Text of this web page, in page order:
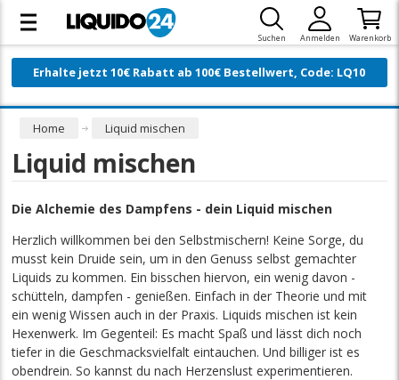
Suchen Anmelden Warenkorb
Erhalte jetzt 10€ Rabatt ab 100€ Bestellwert, Code: LQ10
Home Liquid mischen
Liquid mischen
Die Alchemie des Dampfens - dein Liquid mischen
Herzlich willkommen bei den Selbstmischern! Keine Sorge, du
musst kein Druide sein, um in den Genuss selbst gemachter
Liquids zu kommen. Ein bisschen hiervon, ein wenig davon -
schütteln, dampfen - genießen. Einfach in der Theorie und mit
ein wenig Wissen auch in der Praxis. Liquids mischen ist kein
Hexenwerk. Im Gegenteil: Es macht Spaß und lässt dich noch
tiefer in die Geschmacksvielfalt eintauchen. Und billiger ist es
obendrein. So kannst du nach Herzenslust experimentieren.